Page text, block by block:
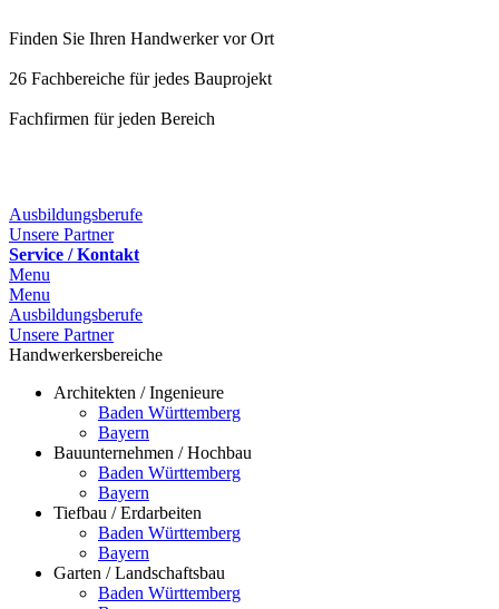
Finden Sie Ihren Handwerker vor Ort
26 Fachbereiche für jedes Bauprojekt
Fachfirmen für jeden Bereich
Ausbildungsberufe
Unsere Partner
Service / Kontakt
Menu
Menu
Ausbildungsberufe
Unsere Partner
Handwerkersbereiche
Architekten / Ingenieure
Baden Württemberg
Bayern
Bauunternehmen / Hochbau
Baden Württemberg
Bayern
Tiefbau / Erdarbeiten
Baden Württemberg
Bayern
Garten / Landschaftsbau
Baden Württemberg